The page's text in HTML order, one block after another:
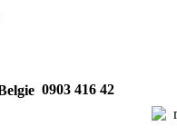
0903 416 42